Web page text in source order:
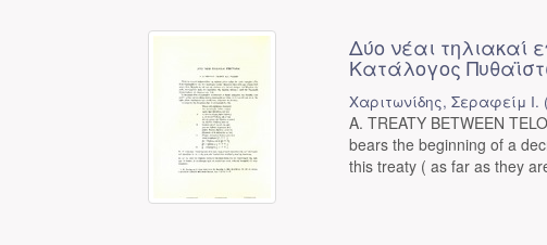
Δύο νέαι τηλιακαί
Κατάλογος
Χαριτωνίδης, Σεραφείμ Ι.
A. TREATY BETWEEN
bears the beginning of a
this treaty ( as far as they